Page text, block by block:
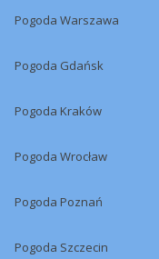
Pogoda Warszawa
Pogoda Gdańsk
Pogoda Kraków
Pogoda Wrocław
Pogoda Poznań
Pogoda Szczecin